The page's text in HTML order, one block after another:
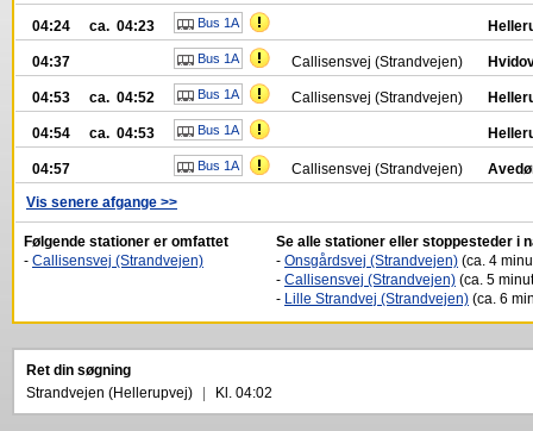
04:24 ca. 04:23 Bus 1A
04:37 Bus 1A Callisensvej (Strandvejen)
04:53 ca. 04:52 Bus 1A Callisensvej (Strandvejen)
04:54 ca. 04:53 Bus 1A
04:57 Bus 1A Callisensvej (Strandvejen)
Vis senere afgange >>
Følgende stationer er omfattet
- Callisensvej (Strandvejen)
Se alle stationer eller stoppesteder i
- Onsgårdsvej (Strandvejen) (ca. 4
- Callisensvej (Strandvejen) (ca. 5
- Lille Strandvej (Strandvejen) (ca. 6
Ret din søgning
Strandvejen (Hellerupvej)
Kl. 04:02